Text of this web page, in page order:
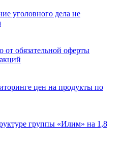
уголовного дела не
от обязательной оферты
цен на продукты по
группы «Илим» на 1,8